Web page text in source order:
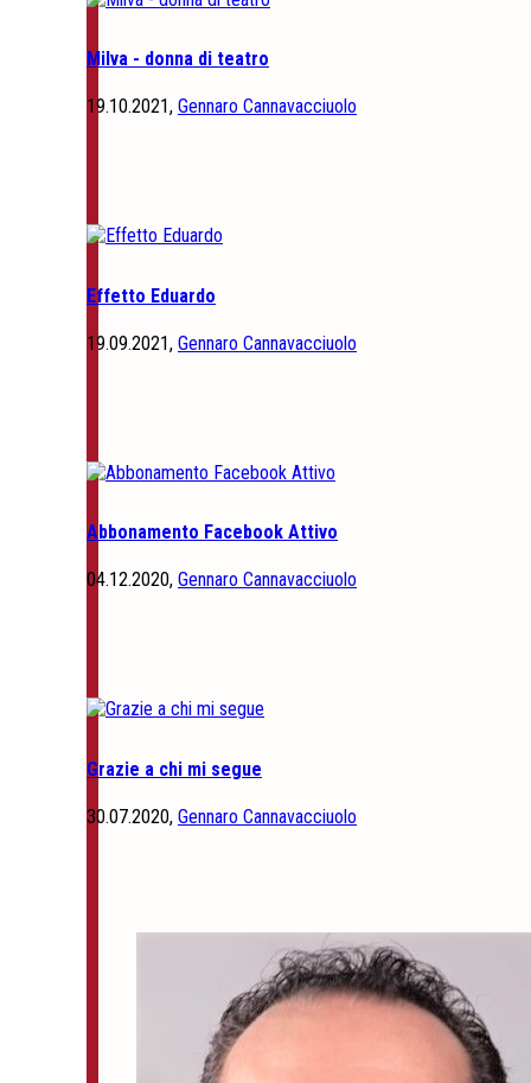
Milva - donna di teatro
19.10.2021, Gennaro Cannavacciuolo
Effetto Eduardo
19.09.2021, Gennaro Cannavacciuolo
Abbonamento Facebook Attivo
04.12.2020, Gennaro Cannavacciuolo
Grazie a chi mi segue
30.07.2020, Gennaro Cannavacciuolo